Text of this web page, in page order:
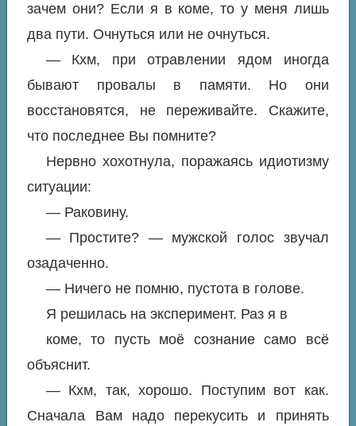
зачем они? Если я в коме, то у меня лишь
два пути. Очнуться или не очнуться.
— Кхм, при отравлении ядом иногда
бывают провалы в памяти. Но они
восстановятся, не переживайте. Скажите,
что последнее Вы помните?
Нервно хохотнула, поражаясь идиотизму
ситуации:
— Раковину.
— Простите? — мужской голос звучал
озадаченно.
— Ничего не помню, пустота в голове.
Я решилась на эксперимент. Раз я в
коме, то пусть моё сознание само всё
объяснит.
— Кхм, так, хорошо. Поступим вот как.
Сначала Вам надо перекусить и принять